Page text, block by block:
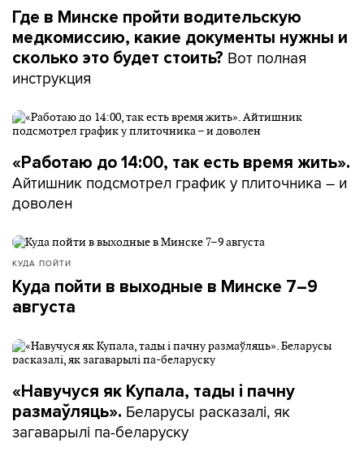
Где в Минске пройти водительскую
медкомиссию, какие документы нужны и
сколько это будет стоить? Вот полная
инструкция
«Работаю до 14:00, так есть время жить».
Айтишник подсмотрел график у плиточника – и
доволен
КУДА ПОЙТИ
Куда пойти в выходные в Минске 7–9
августа
«Навучуся як Купала, тады і пачну
размаўляць». Беларусы расказалі, як
загаварылі па-беларуску